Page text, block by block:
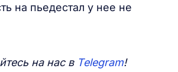
на пьедестал у нее не
на нас в Telegram!